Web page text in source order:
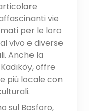
vie
per le loro
vivo e diverse
Anche la
offre
più locale con
sul Bosforo,